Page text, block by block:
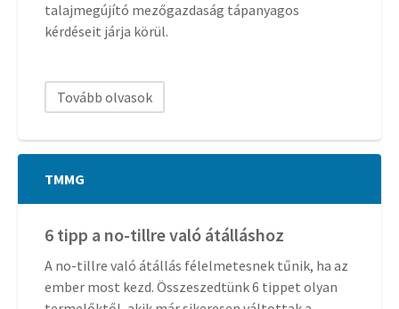
talajmegújító mezőgazdaság tápanyagos
kérdéseit járja körül.
Tovább olvasok
TMMG
6 tipp a no-tillre való átálláshoz
A no-tillre való átállás félelmetesnek tűnik, ha az
ember most kezd. Összeszedtünk 6 tippet olyan